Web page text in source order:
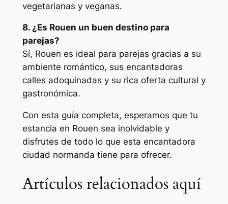
vegetarianas y veganas.
8. ¿Es Rouen un buen destino para
parejas?
Sí, Rouen es ideal para parejas gracias a su
ambiente romántico, sus encantadoras
calles adoquinadas y su rica oferta cultural y
gastronómica.
Con esta guía completa, esperamos que tu
estancia en Rouen sea inolvidable y
disfrutes de todo lo que esta encantadora
ciudad normanda tiene para ofrecer.
Artículos relacionados aquí